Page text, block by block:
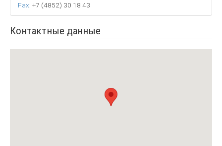
Fax: +7 (4852) 30 18 43
Контактные данные